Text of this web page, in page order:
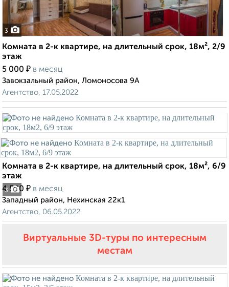
3
Комната в 2-к квартире, на длительный срок, 18м², 2/9
этаж
5 000 ₽ в месяц
Завокзальный район, Ломоносова 9А
Агентство, 17.05.2022
3
Комната в 2-к квартире, на длительный срок, 18м², 6/9
этаж
4 500 ₽ в месяц
Западный район, Нехинская 22к1
Агентство, 06.05.2022
Виртуальные 3D-туры по интересным
местам